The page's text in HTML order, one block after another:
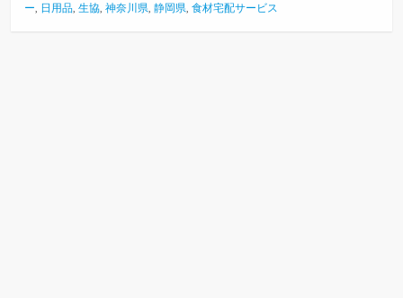
ー, 日用品, 生協, 神奈川県, 静岡県, 食材宅配サービス